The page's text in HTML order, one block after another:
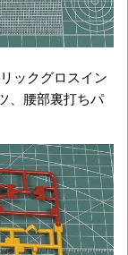
ックグロスイン
、腰部裏打ちパ